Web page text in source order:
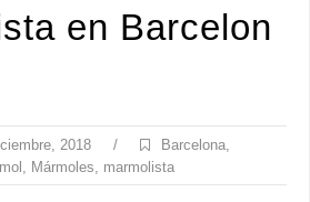
en Barcelon
2018 / Barcelona,
, Mármoles, marmolista